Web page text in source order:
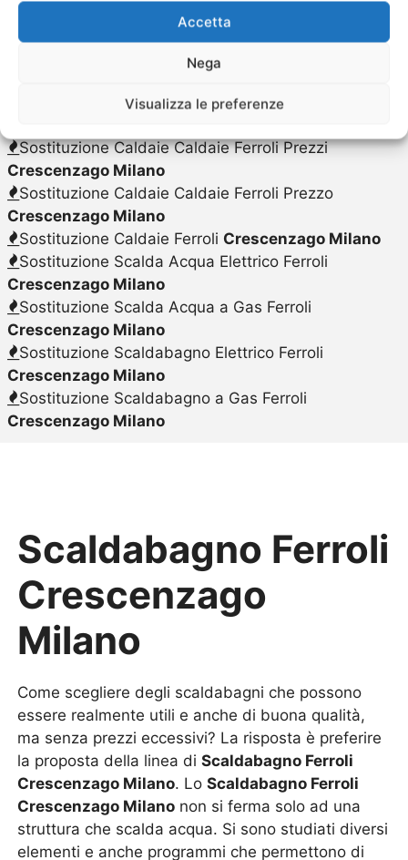
Accetta
Nega
Visualizza le preferenze
Sostituzione Caldaie Caldaie Ferroli Costo
Crescenzago Milano
Sostituzione Caldaie Caldaie Ferroli
Sostituzione Caldaie Caldaie Ferroli Preventivo
Sostituzione Caldaie Caldaie Ferroli Prezzi
Crescenzago Milano
Sostituzione Caldaie Caldaie Ferroli Prezzo
Crescenzago Milano
Sostituzione Caldaie Ferroli Crescenzago Milano
Sostituzione Scalda Acqua Elettrico Ferroli
Crescenzago Milano
Sostituzione Scalda Acqua a Gas Ferroli
Crescenzago Milano
Sostituzione Scaldabagno Elettrico Ferroli
Crescenzago Milano
Sostituzione Scaldabagno a Gas Ferroli
Crescenzago Milano
Scaldabagno Ferroli
Crescenzago
Milano
Come scegliere degli scaldabagni che possono
essere realmente utili e anche di buona qualità,
ma senza prezzi eccessivi? La risposta è preferire
la proposta della linea diScaldabagno Ferroli
Crescenzago Milano. LoScaldabagno Ferroli
Crescenzago Milano non si ferma solo ad una
struttura che scalda acqua. Si sono studiati diversi
elementi e anche programmi che permettono di